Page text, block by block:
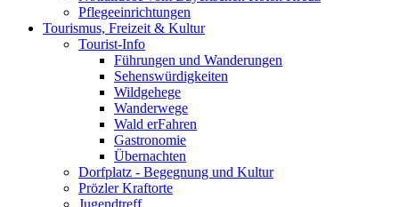
Pflegeeinrichtungen
Tourismus, Freizeit & Kultur
Tourist-Info
Führungen und Wanderungen
Sehenswürdigkeiten
Wildgehege
Wanderwege
Wald erFahren
Gastronomie
Übernachten
Dorfplatz - Begegnung und Kultur
Prözler Kraftorte
Jugendtreff